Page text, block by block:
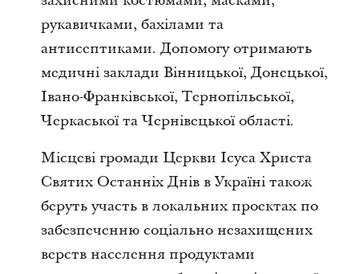
рукавичками, бахілами та
антисептиками. Допомогу отримають
медичні заклади Вінницької, Донецької,
Івано-Франківської, Тернопільської,
Черкаської та Чернівецької області.
Місцеві громади Церкви Ісуса Христа
Святих Останніх Днів в Україні також
беруть участь в локальних проектах по
забезпеченню соціально незахищених
верств населення продуктами